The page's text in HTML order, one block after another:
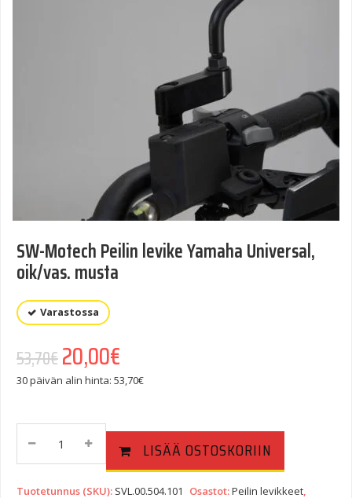
SW-Motech Peilin levike Yamaha Universal,
oik/vas. musta
Varastossa
53,70€Alkuperäinen hinta oli: 53,70€.
20,00€
30 päivän alin hinta: 53,70€
Levike
LISÄÄ OSTOSKORIIN
Tuotetunnus (SKU): SVL.00.504.101 Osastot:Peilin levikkeet,